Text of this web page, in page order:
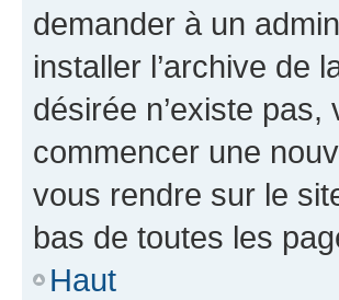
demander à un
installer l’archive de
désirée n’existe
commencer une
vous rendre sur le
bas de toutes les
Haut